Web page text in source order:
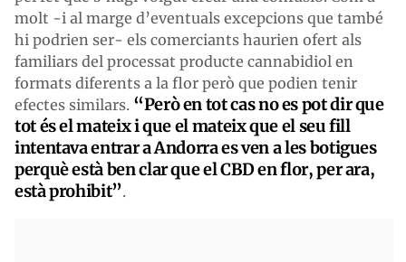
molt -i al marge d’eventuals excepcions que també
hi podrien ser- els comerciants haurien ofert als
familiars del processat producte cannabidiol en
formats diferents a la flor però que podien tenir
efectes similars. “Però en tot cas no es pot dir que
tot és el mateix i que el mateix que el seu fill
intentava entrar a Andorra es ven a les botigues
perquè està ben clar que el CBD en flor, per ara,
està prohibit”.